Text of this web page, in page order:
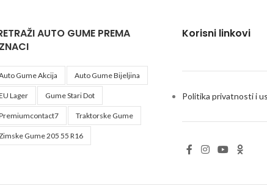
AUTO GUME PREMA
Gume Akcija Auto Gume Bijeljina
Lager Gume Stari Dot
Traktorske Gume
Gume 205 55 R16
Korisni linkovi
Politika privatnosti i